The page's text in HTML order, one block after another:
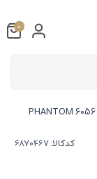
کدکالا:
0